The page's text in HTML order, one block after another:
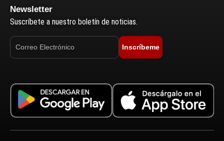
Newsletter
Suscríbete a nuestro boletín de noticias.
Inscríbeme